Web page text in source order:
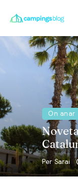
Amb
En
On
Què
Totes
On anar
Per Sarai